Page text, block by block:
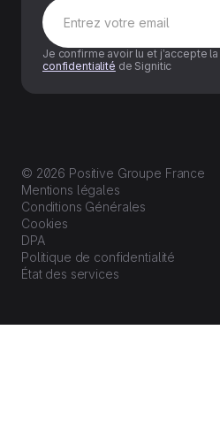
Je confirme avoir lu et j’accepte la
confidentialité de Signitic
© 2026 Positive Groupe France
Mentions légales
Conditions Générales
Cookies
DPA
Politique de confidentialité
État des services